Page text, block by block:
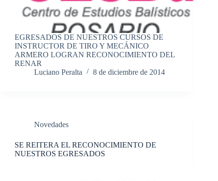
EGRESADOS DE NUESTROS CURSOS DE
INSTRUCTOR DE TIRO Y MECÁNICO
ARMERO LOGRAN RECONOCIMIENTO DEL
RENAR
Luciano Peralta
8 de diciembre de 2014
Novedades
SE REITERA EL RECONOCIMIENTO DE
NUESTROS EGRESADOS